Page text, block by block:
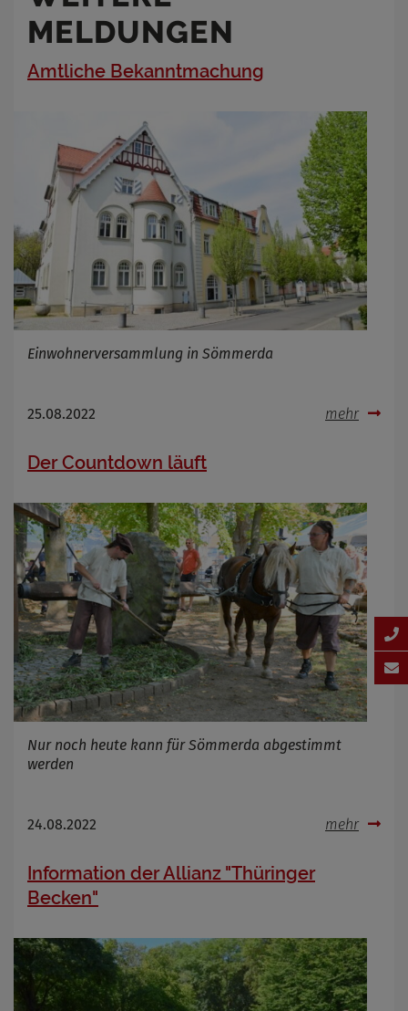
MELDUNGEN
Amtliche Bekanntmachung
Einwohnerversammlung in Sömmerda
25.08.2022 mehr
Der Countdown läuft
Nur noch heute kann für Sömmerda abgestimmt
werden
24.08.2022 mehr
Information der Allianz "Thüringer
Becken"